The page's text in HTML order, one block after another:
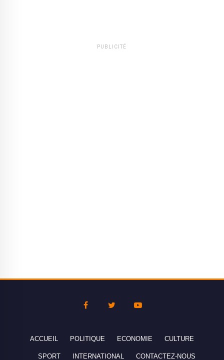
PUBLICITÉ
ACCUEIL POLITIQUE ECONOMIE CULTURE
SPORT INTERNATIONAL CONTACTEZ-NOUS